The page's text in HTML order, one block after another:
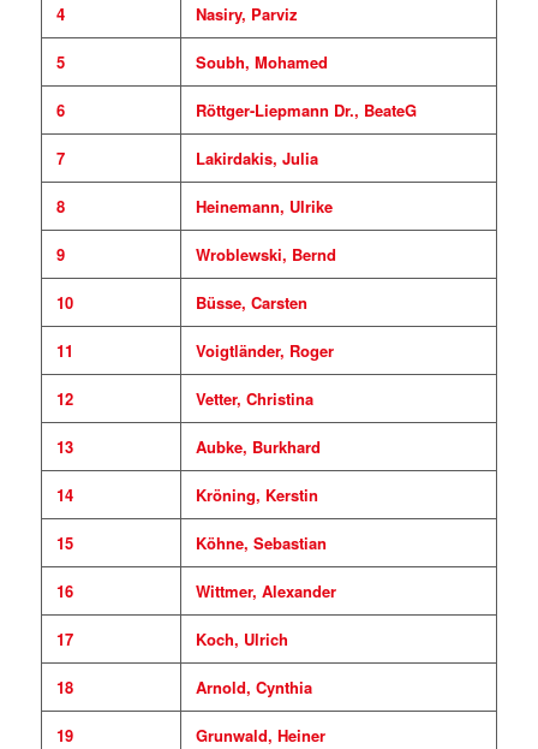
4 Nasiry, Parviz
5 Soubh, Mohamed
6 Röttger-Liepmann Dr., BeateG
7 Lakirdakis, Julia
8 Heinemann, Ulrike
9 Wroblewski, Bernd
10 Büsse, Carsten
11 Voigtländer, Roger
12 Vetter, Christina
13 Aubke, Burkhard
14 Kröning, Kerstin
15 Köhne, Sebastian
16 Wittmer, Alexander
17 Koch, Ulrich
18 Arnold, Cynthia
19 Grunwald, Heiner